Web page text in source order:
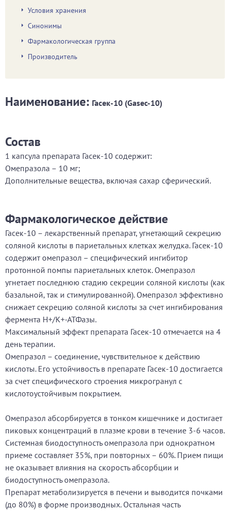
Условия хранения
Синонимы
Фармакологическая группа
Производитель
Наименование: Гасек-10 (Gasec-10)
Состав
1 капсула препарата Гасек-10 содержит:
Омепразола – 10 мг;
Дополнительные вещества, включая сахар сферический.
Фармакологическое действие
Гасек-10 – лекарственный препарат, угнетающий секрецию
соляной кислоты в париетальных клетках желудка. Гасек-10
содержит омепразол – специфический ингибитор
протонной помпы париетальных клеток. Омепразол
угнетает последнюю стадию секреции соляной кислоты (как
базальной, так и стимулированной). Омепразол эффективно
снижает секрецию соляной кислоты за счет ингибирования
фермента Н+/К+-АТФазы.
Максимальный эффект препарата Гасек-10 отмечается на 4
день терапии.
Омепразол – соединение, чувствительное к действию
кислоты. Его устойчивость в препарате Гасек-10 достигается
за счет специфического строения микрогранул с
кислотоустойчивым покрытием.
Омепразол абсорбируется в тонком кишечнике и достигает
пиковых концентраций в плазме крови в течение 3-6 часов.
Системная биодоступность омепразола при однократном
приеме составляет 35%, при повторных – 60%. Прием пищи
не оказывает влияния на скорость абсорбции и
биодоступность омепразола.
Препарат метаболизируется в печени и выводится почками
(до 80%) в форме производных. Остальная часть